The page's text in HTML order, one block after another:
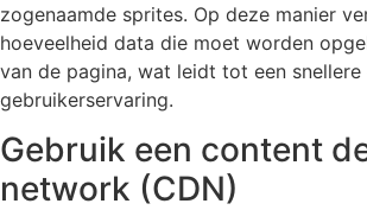
zogenaamde sprites. Op deze manier
hoeveelheid data die moet worden
van de pagina, wat leidt tot een
gebruikerservaring.
Gebruik een content
network (CDN)